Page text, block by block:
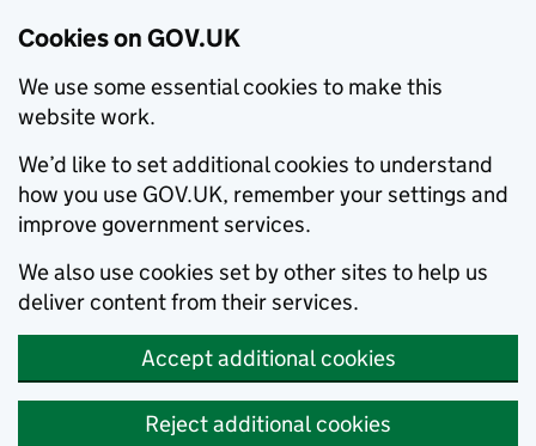
Cookies on GOV.UK
We use some essential cookies to make this
website work.
We’d like to set additional cookies to understand
how you use GOV.UK, remember your settings and
improve government services.
We also use cookies set by other sites to help us
deliver content from their services.
Accept additional cookies
Reject additional cookies